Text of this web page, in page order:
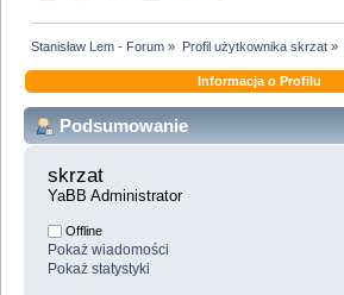
Stanisław Lem - Forum » Profil użytkownika skrzat»
Informacja o Profilu
Podsumowanie
skrzat
YaBB Administrator
Offline
Pokaż wiadomości
Pokaż statystyki